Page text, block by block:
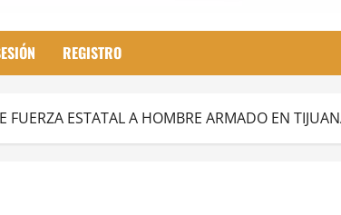
REGISTRO
FUERZA ESTATAL A HOMBRE ARMADO EN